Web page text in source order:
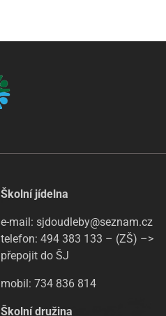
Školní jídelna
e-mail: sjdoudleby@seznam.cz
telefon: 494 383 133 – (ZŠ) –>
přepojit do ŠJ
mobil: 734 836 814
Školní družina